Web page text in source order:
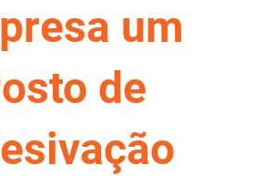
um
de